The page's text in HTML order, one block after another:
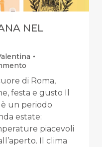
NEL
di Roma,
festa e gusto Il
un periodo
estate:
piacevoli
Il clima